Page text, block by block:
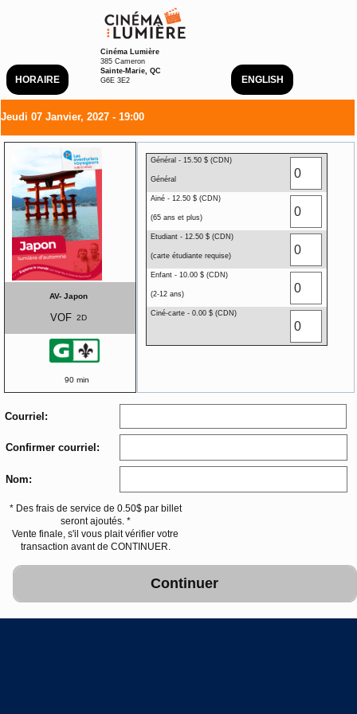
HORAIRE
Cinéma Lumière
385 Cameron
Sainte-Marie, QC
G6E 3E2
ENGLISH
Jeudi 07 Janvier, 2027 - 19:00
AV- Japon
VOF 2D
90 min
Général - 15.50 $ (CDN)
Général
Ainé - 12.50 $ (CDN)
(65 ans et plus)
Etudiant - 12.50 $ (CDN)
(carte étudiante requise)
Enfant - 10.00 $ (CDN)
(2-12 ans)
Ciné-carte - 0.00 $ (CDN)
Courriel:
Confirmer courriel:
Nom:
* Des frais de service de 0.50$ par billet
seront ajoutés. *
Vente finale, s'il vous plait vérifier votre
transaction avant de CONTINUER.
Continuer